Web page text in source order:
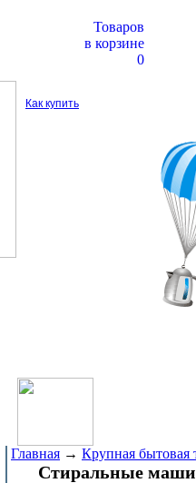
Товаров
в корзине
0
Как купить
Главная → Крупная бытовая
Стиральные